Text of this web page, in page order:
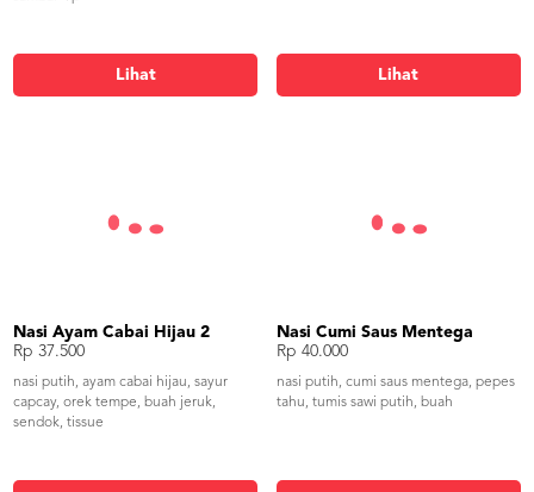
Lihat Lihat
Nasi Ayam Cabai Hijau 2
Rp 37.500
nasi putih, ayam cabai hijau, sayur
capcay, orek tempe, buah jeruk,
sendok, tissue
Nasi Cumi Saus Mentega
Rp 40.000
nasi putih, cumi saus mentega, pepes
tahu, tumis sawi putih, buah